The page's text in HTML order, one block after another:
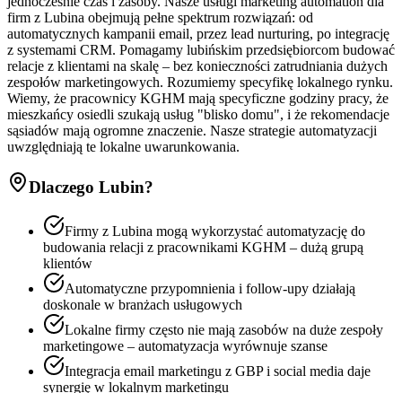
firm z Lubina obejmują pełne spektrum rozwiązań: od
automatycznych kampanii email, przez lead nurturing, po integrację
z systemami CRM. Pomagamy lubińskim przedsiębiorcom budować
relacje z klientami na skalę – bez konieczności zatrudniania dużych
zespołów marketingowych. Rozumiemy specyfikę lokalnego rynku.
Wiemy, że pracownicy KGHM mają specyficzne godziny pracy, że
mieszkańcy osiedli szukają usług "blisko domu", i że rekomendacje
sąsiadów mają ogromne znaczenie. Nasze strategie automatyzacji
uwzględniają te lokalne uwarunkowania.
Dlaczego Lubin?
Firmy z Lubina mogą wykorzystać automatyzację do
budowania relacji z pracownikami KGHM – dużą grupą
klientów
Automatyczne przypomnienia i follow-upy działają
doskonale w branżach usługowych
Lokalne firmy często nie mają zasobów na duże zespoły
marketingowe – automatyzacja wyrównuje szanse
Integracja email marketingu z GBP i social media daje
synergię w lokalnym marketingu